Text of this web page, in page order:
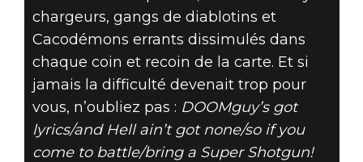
chargeurs, gangs de diablotins et
Cacodémons errants dissimulés dans
chaque coin et recoin de la carte. Et si
jamais la difficulté devenait trop pour
vous, n’oubliez pas : DOOMguy’s got
lyrics/and Hell ain’t got none/so if you
come to battle/bring a Super Shotgun!